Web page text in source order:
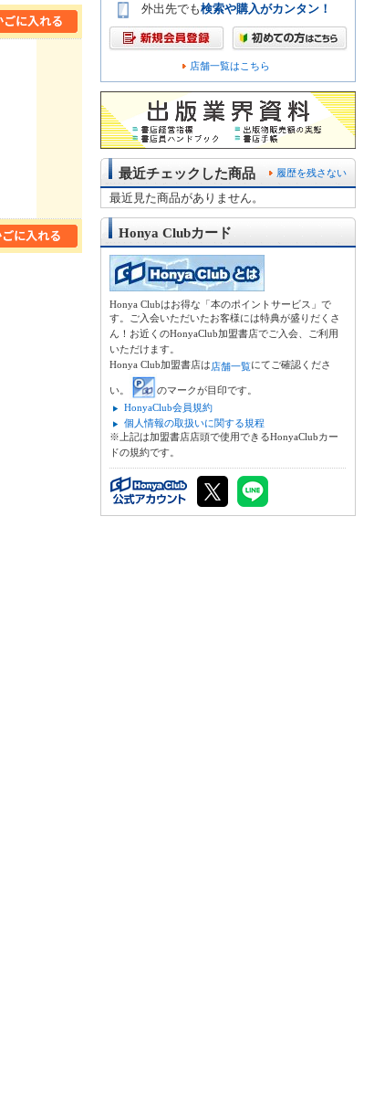
外出先でも検索や購入がカンタン！
店舗一覧はこちら
履歴を残さない
最近チェックした商品
最近見た商品がありません。
Honya Clubカード
Honya Clubはお得な「本のポイントサービス」で
す。ご入会いただいたお客様には特典が盛りだくさ
ん！お近くのHonyaClub加盟書店でご入会、ご利用
いただけます。
Honya Club加盟書店は店舗一覧にてご確認くださ
い。
のマークが目印です。
HonyaClub会員規約
個人情報の取扱いに関する規程
※上記は加盟書店店頭で使用できるHonyaClubカー
ドの規約です。